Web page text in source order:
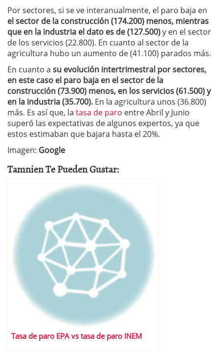
Por sectores, si se ve interanualmente, el paro baja en
el sector de la construcción (174.200) menos, mientras
que en la industria el dato es de (127.500)y en el sector
de los servicios (22.800). En cuanto al sector de la
agricultura hubo un aumento de (41.100) parados más.
En cuanto a su evolución intertrimestral por sectores,
en este caso el paro baja en el sector de la
construcción (73.900) menos, en los servicios (61.500) y
en la industria (35.700). En la agricultura unos (36.800)
más. Es así que, la tasa de paro entre Abril y Junio
superó las expectativas de algunos expertos, ya que
estos estimaban que bajara hasta el 20%.
Imagen: Google
Tamnien Te Pueden Gustar:
Tasa de paro EPA vs tasa de paro INEM